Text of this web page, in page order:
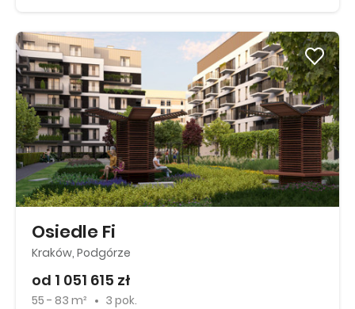
Osiedle Fi
Kraków, Podgórze
od 1 051 615 zł
55 - 83 m² 3 pok.